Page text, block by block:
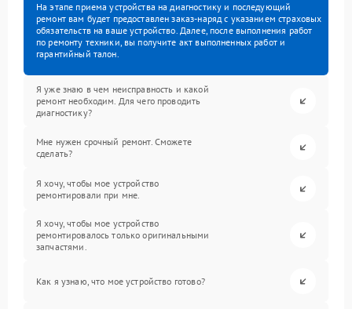
На этапе приема устройства на диагностику и последующий
ремонт вам будет предоставлен заказ-наряд с указанием страховых
обязательств на ваше устройство. Далее, после выполнения работ
по ремонту техники, вы получите акт выполненных работ и
гарантийный талон.
Я уже знаю в чем неисправность и какой
ремонт необходим. Для чего проводить
диагностику?
Мне нужен срочный ремонт. Сможете
сделать?
Я хочу, чтобы мое устройство
ремонтировали при мне.
Я хочу, чтобы мое устройство
ремонтировалось только оригинальными
запчастями.
Как я узнаю, что мое устройство готово?